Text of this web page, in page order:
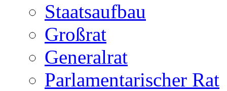
Staatsaufbau
Großrat
Generalrat
Parlamentarischer Rat